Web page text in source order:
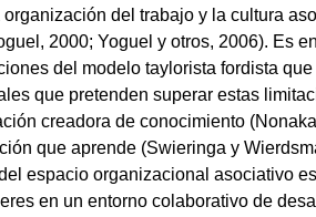
del trabajo y la cultura
2000; Yoguel y otros, 2006). Es
del modelo taylorista fordista
que pretenden superar estas
creadora de conocimiento
que aprende (Swieringa y
espacio organizacional asociativo
en un entorno colaborativo de